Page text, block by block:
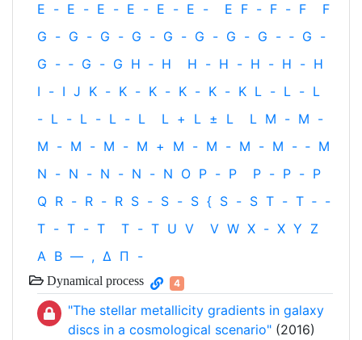
E - E - E - E - E - E - E F - F - F
F
G - G - G - G - G - G - G - G - ‐ G -
G - ‐ G - G H ‐ H H - H - H - H - H
I - I J K - K - K - K - K - K L - L - L
- L - L - L - L L + L ± L L M - M -
M - M - M - M + M - M - M - M - ‐ M
N - N - N - N - N O P - P P - P - P
Q R - R - R S - S - S { S - S T - T ‐ -
T - T - T T - T U V V W X - X Y Z
Α Β — , Δ Π -
Dynamical process 4
"The stellar metallicity gradients in galaxy
discs in a cosmological scenario" (2016)